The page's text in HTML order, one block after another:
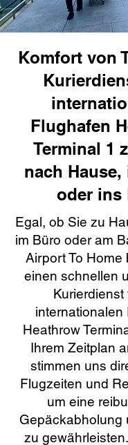
Komfort von
Flughafen
Terminal 1
nach Hause,
oder ins
Egal, ob Sie zu
im Büro oder am
Airport To Home
einen schnellen
Kurierdienst
internationalen
Heathrow
Ihrem Zeitplan
stimmen uns
Flugzeiten und
um eine
Gepäckabholung
zu